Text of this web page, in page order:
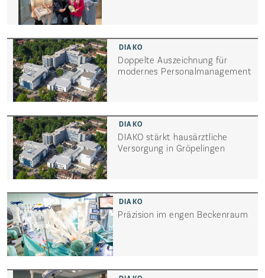
Doppelte Auszeichnung für
modernes Personal­management
DIAKO stärkt hausärztliche
Versorgung in Gröpelingen
Präzision im engen Beckenraum